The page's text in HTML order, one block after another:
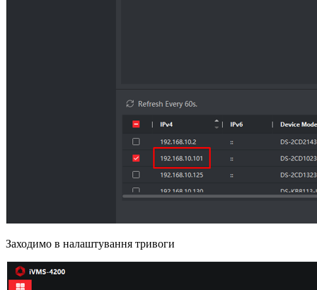
Заходимо в налаштування тривоги